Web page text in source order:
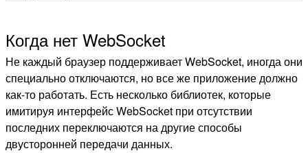
Когда нет WebSocket
Не каждый браузер поддерживает WebSocket, иногда они
специально отключаются, но все же приложение должно
как-то работать. Есть несколько библиотек, которые
имитируя интерфейс WebSocket при отсутствии
последних переключаются на другие способы
двусторонней передачи данных.